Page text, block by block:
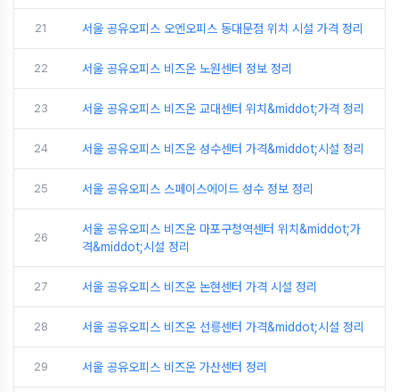
21 서울 공유오피스 오엔오피스 동대문점 위치 시설 가격 정리
22 서울 공유오피스 비즈온 노원센터 정보 정리
23 서울 공유오피스 비즈온 교대센터 위치&middot;가격 정리
24 서울 공유오피스 비즈온 성수센터 가격&middot;시설 정리
25 서울 공유오피스 스페이스에이드 성수 정보 정리
26
서울 공유오피스 비즈온 마포구청역센터 위치&middot;가
격&middot;시설 정리
27 서울 공유오피스 비즈온 논현센터 가격 시설 정리
28 서울 공유오피스 비즈온 선릉센터 가격&middot;시설 정리
29 서울 공유오피스 비즈온 가산센터 정리